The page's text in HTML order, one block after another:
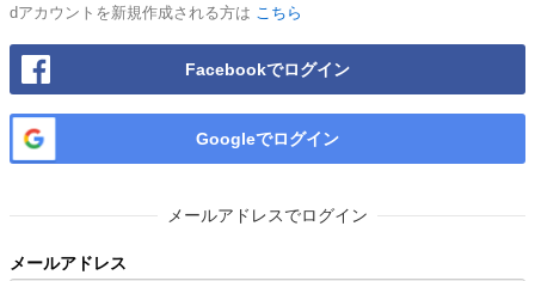
dアカウントを新規作成される方は こちら
Facebookでログイン
Googleでログイン
メールアドレスでログイン
メールアドレス